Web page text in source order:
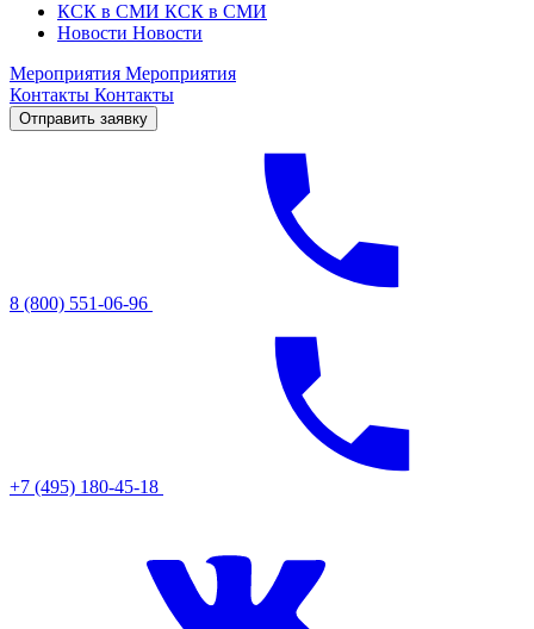
КСК в СМИ КСК в СМИ
Новости Новости
Мероприятия Мероприятия
Контакты Контакты
Отправить заявку
8 (800) 551-06-96
+7 (495) 180-45-18